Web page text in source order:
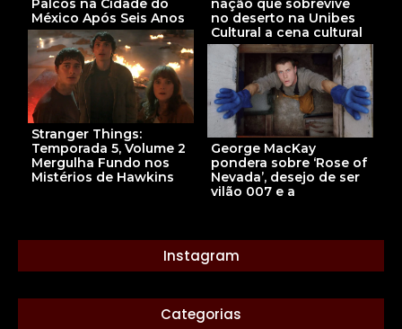
Palcos na Cidade do
México Após Seis Anos
nação que sobrevive
no deserto na Unibes
Cultural a cena cultural
Stranger Things:
Temporada 5, Volume 2
Mergulha Fundo nos
Mistérios de Hawkins
George MacKay
pondera sobre ‘Rose of
Nevada’, desejo de ser
vilão 007 e a
Instagram
Categorias